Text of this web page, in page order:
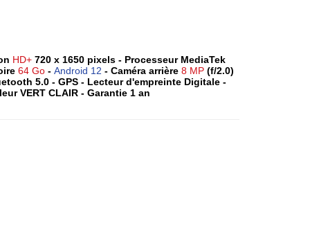
HD+720 x 1650 pixels - Processeur MediaTek
64 Go- Android 12 - Caméra arrière 8 MP(f/2.0)
5.0 - GPS - Lecteur d'empreinte Digitale -
VERT CLAIR - Garantie 1 an